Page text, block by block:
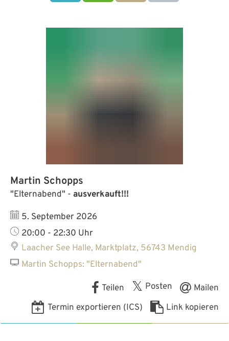
Martin Schopps
"Elternabend" - ausverkauft!!!
Datum:
5. September 2026
Uhrzeit:
20:00 - 22:30 Uhr
Laacher See Halle, Marktplatz, 56743 Mendig
Martin Schopps: "Elternabend"
Teilen Posten
Mailen
Termin exportieren (ICS)
Link kopieren